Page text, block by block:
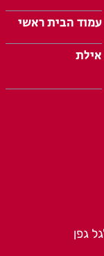
עמוד הבית ראשי
אילת